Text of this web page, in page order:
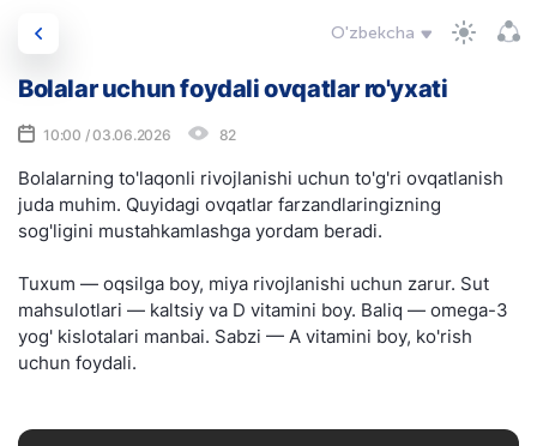
O'zbekcha
Bolalar uchun foydali ovqatlar ro'yxati
10:00 / 03.06.2026 82
Bolalarning to'laqonli rivojlanishi uchun to'g'ri ovqatlanish
juda muhim. Quyidagi ovqatlar farzandlaringizning
sog'ligini mustahkamlashga yordam beradi.
Tuxum — oqsilga boy, miya rivojlanishi uchun zarur. Sut
mahsulotlari — kaltsiy va D vitamini boy. Baliq — omega-3
yog' kislotalari manbai. Sabzi — A vitamini boy, ko'rish
uchun foydali.